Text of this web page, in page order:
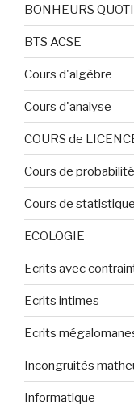
BONHEURS
BTS ACSE
Cours d'algèbre
Cours d'analyse
COURS de
Cours de
Cours de
ECOLOGIE
Ecrits avec
Ecrits intimes
Ecrits
Incongruités
Informatique